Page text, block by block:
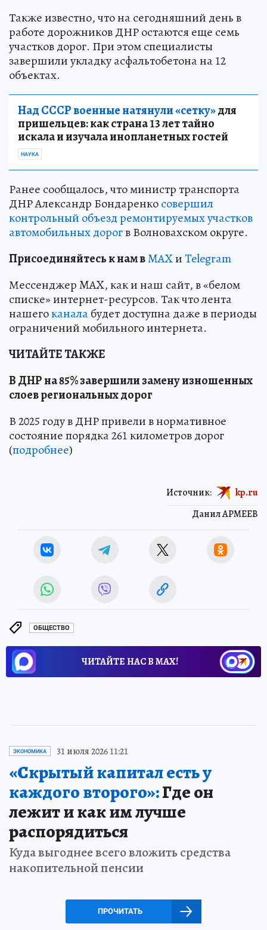
Также известно, что на сегодняшний день в
работе дорожников ДНР остаются еще семь
участков дорог. При этом специалисты
завершили укладку асфальтобетона на 12
объектах.
Над СССР военные натянули «сетку»для
пришельцев: как страна 13 лет тайно
искала и изучала инопланетных гостей
НАУКА
Ранее сообщалось, что министр транспорта
ДНР Александр Бондаренкосовершил
контрольный объезд ремонтируемых участков
автомобильных дорогв Волновахском округе.
Присоединяйтесь к нам вMAXиTelegram
Мессенджер MAX, как и наш сайт, в «белом
списке» интернет-ресурсов. Так что лента
нашегоканалабудет доступна даже в периоды
ограничений мобильного интернета.
ЧИТАЙТЕ ТАКЖЕ
В ДНР на 85% завершили замену изношенных
слоев региональных дорог
В 2025 году в ДНР привели в нормативное
состояние порядка 261 километров дорог
(подробнее)
Данил АРМЕЕВ
Источник: kp.ru
ОБЩЕСТВО
ЧИТАЙТЕ НАС В МАХ!
ЭКОНОМИКА 31 июля 2026 11:21
«Скрытый капитал есть у
каждого второго»:Где он
лежит и как им лучше
распорядиться
Куда выгоднее всего вложить средства
накопительной пенсии
ПРОЧИТАТЬ